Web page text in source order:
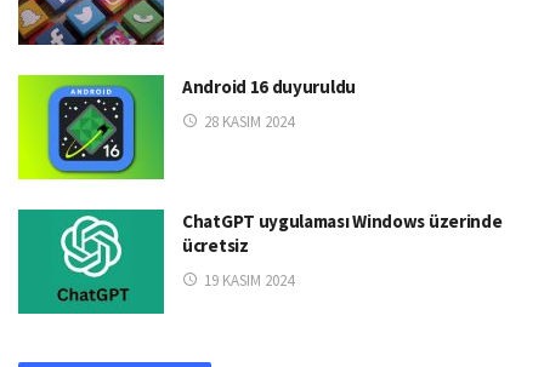
Android 16 duyuruldu
28 KASIM 2024
ChatGPT uygulaması Windows üzerinde
ücretsiz
19 KASIM 2024